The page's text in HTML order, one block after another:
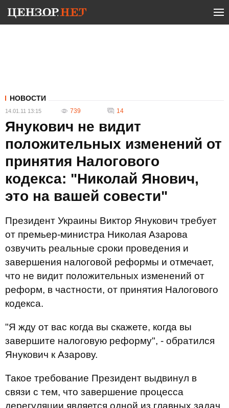
НОВОСТИ
14.01.11 13:15 739 14
Янукович не видит
положительных изменений от
принятия Налогового
кодекса: "Николай Янович,
это на вашей совести"
Президент Украины Виктор Янукович требует
от премьер-министра Николая Азарова
озвучить реальные сроки проведения и
завершения налоговой реформы и отмечает,
что не видит положительных изменений от
реформ, в частности, от принятия Налогового
кодекса.
"Я жду от вас когда вы скажете, когда вы
завершите налоговую реформу", - обратился
Янукович к Азарову.
Такое требование Президент выдвинул в
связи с тем, что завершение процесса
дерегуляции является одной из главных задач